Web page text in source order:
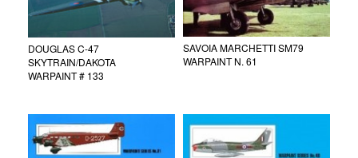
DOUGLAS C-47
SKYTRAIN/DAKOTA
WARPAINT # 133
SAVOIA MARCHETTI SM79
WARPAINT N. 61